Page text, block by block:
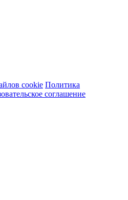
cookie Политика
соглашение